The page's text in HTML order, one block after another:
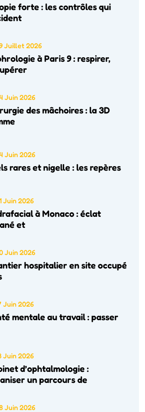
forte : les contrôles qui
Juillet 2026
à Paris 9 : respirer,
Juin 2026
des mâchoires : la 3D
Juin 2026
rares et nigelle : les repères
Juin 2026
à Monaco : éclat
et
Juin 2026
hospitalier en site occupé
Juin 2026
mentale au travail : passer
Juin 2026
d’ophtalmologie :
un parcours de
Juin 2026